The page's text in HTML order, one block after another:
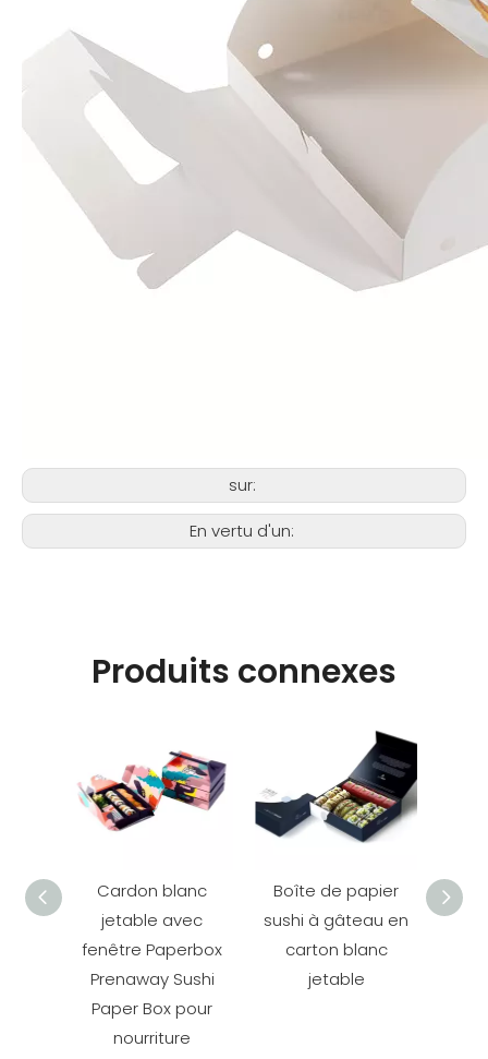
sur:
En vertu d'un:
Produits connexes
Cardon blanc
jetable avec
fenêtre Paperbox
Prenaway Sushi
Paper Box pour
nourriture
Boîte de papier
sushi à gâteau en
carton blanc
jetable